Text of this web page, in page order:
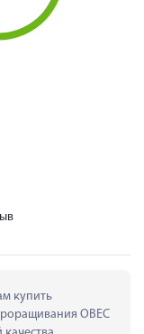
купить
ОВЕС